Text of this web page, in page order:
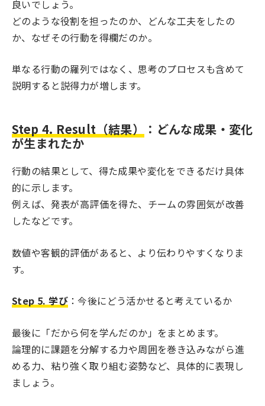
良いでしょう。
どのような役割を担ったのか、どんな工夫をしたの
か、なぜその行動を得欄だのか。
単なる行動の羅列ではなく、思考のプロセスも含めて
説明すると説得力が増します。
Step 4. Result（結果）
：どんな成果・変化
が生まれたか
行動の結果として、得た成果や変化をできるだけ具体
的に示します。
例えば、発表が高評価を得た、チームの雰囲気が改善
したなどです。
数値や客観的評価があると、より伝わりやすくなりま
す。
Step 5. 学び ：今後にどう活かせると考えているか
最後に「だから何を学んだのか」をまとめます。
論理的に課題を分解する力や周囲を巻き込みながら進
める力、粘り強く取り組む姿勢など、具体的に表現し
ましょう。